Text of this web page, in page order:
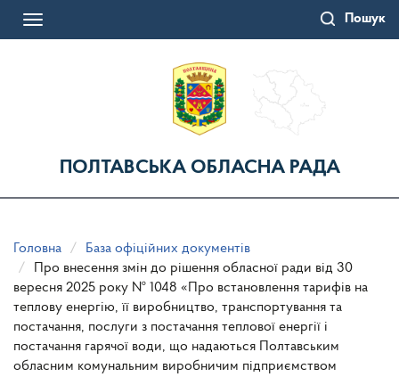
Пошук
Toggle
ПОЛТАВСЬКА ОБЛАСНА РАДА
Головна
База офіційних документів
Про внесення змін до рішення обласної ради від 30
вересня 2025 року № 1048 «Про встановлення тарифів на
теплову енергію, її виробництво, транспортування та
постачання, послуги з постачання теплової енергії і
постачання гарячої води, що надаються Полтавським
обласним комунальним виробничим підприємством